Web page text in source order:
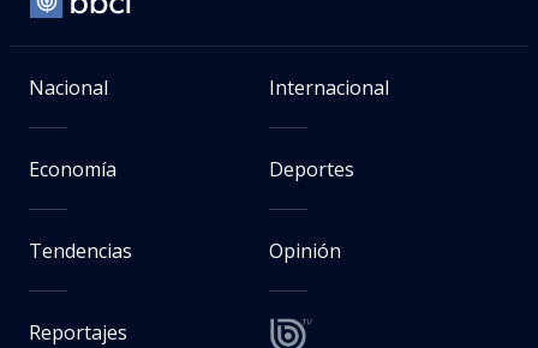
Nacional Internacional
Economía Deportes
Tendencias Opinión
Reportajes